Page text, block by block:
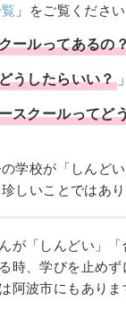
」をご覧ください
ールってあるの
うしたらいい？」
スクールってど
学校が「しんどい
しいことではあり
が「しんどい」「
時、学びを止めず
阿波市にもありま